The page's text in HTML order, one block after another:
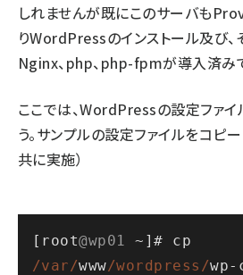
しれませんが既にこのサーバも
りWordPressのインストール及び
Nginx、php、php-fpmが導入済み
ここでは、WordPressの設定ファイ
う。サンプルの設定ファイルをコピ
共に実施）
[root@wp01 ~
/var/www/wordpress/wp-